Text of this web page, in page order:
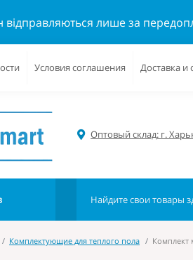
відправляються лише за
Условия соглашения Доставка и
Оптовый склад: г.
Комплектующие для теплого пола Комплект